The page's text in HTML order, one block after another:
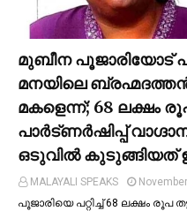
മുബീന പൂജാരിയോട്
മനയിലെ ബ്രഹ്മദത്തൻ
മകളെന്ന്; 68 ലക്ഷം
പാര്‍ട്ണര്‍ഷിപ്പ്
ഒടുവില്‍ കുടുങ്ങിയത്
MALAYALI SPEAKS
പൂജാരിയെ പറ്റിച്ച്‌ 68 ലക്ഷം രൂപ